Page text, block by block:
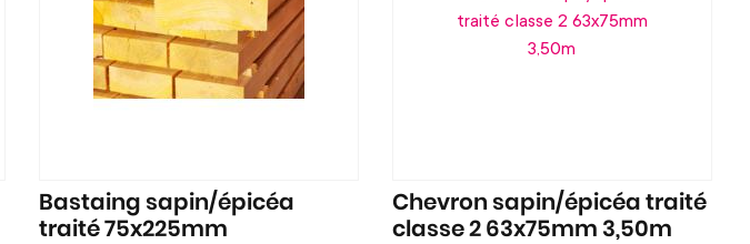
Bastaing sapin/épicéa
traité 75x225mm
Chevron sapin/épicéa traité
classe 2 63x75mm 3,50m